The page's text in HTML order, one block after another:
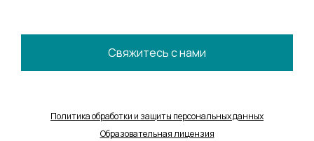
Свяжитесь с нами
Политика обработки и защиты персональных данных
Образовательная лицензия